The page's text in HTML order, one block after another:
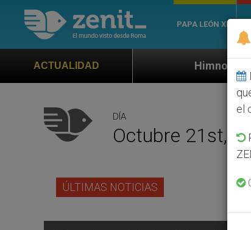
PAPA LEÓN XIV
ACTUALIDADHimno oficial de la Jornada
DÍA
Octubre 21st,
ÚLTIMAS NOTICIAS
el